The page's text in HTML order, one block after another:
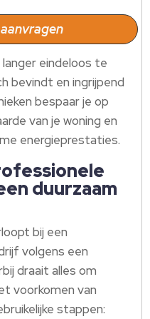
eindeloos te
bevindt en ingrijpend
bespaar je op
van je woning en
energieprestaties.
duurzaam
bij een
volgens een
draait alles om
voorkomen van
stappen: